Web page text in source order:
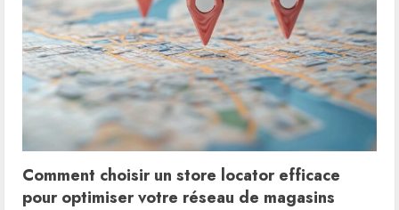
Comment choisir un store locator efficace
pour optimiser votre réseau de magasins